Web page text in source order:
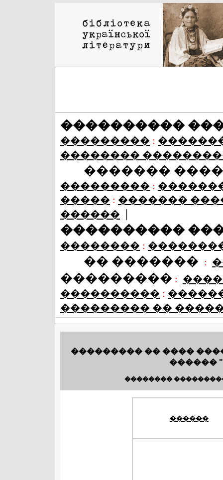
����������
��������� :
��������
�������
��������� :
����� : �������
������ |
����������
�������� :
�� ������� :
��������� :
���������� :
��������� ��
��������� �� ����
������
��������
������